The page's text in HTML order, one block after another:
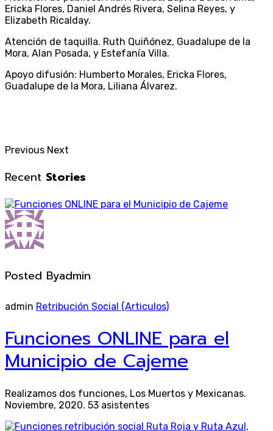
Ericka Flores, Daniel Andrés Rivera, Selina Reyes, y
Elizabeth Ricalday.
Atención de taquilla. Ruth Quiñónez, Guadalupe de la
Mora, Alan Posada, y Estefanía Villa.
Apoyo difusión: Humberto Morales, Ericka Flores,
Guadalupe de la Mora, Liliana Álvarez.
Previous Next
Recent Stories
Posted Byadmin
admin Retribución Social (Articulos)
Funciones ONLINE para el
Municipio de Cajeme
Realizamos dos funciones, Los Muertos y Mexicanas.
Noviembre, 2020. 53 asistentes